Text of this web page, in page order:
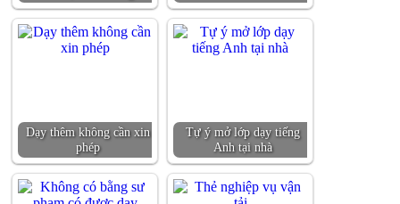
Dạy thêm không cần xin
phép
Tự ý mở lớp dạy tiếng
Anh tại nhà